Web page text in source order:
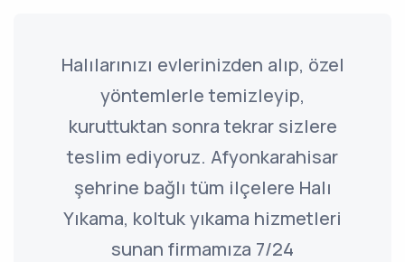
Halılarınızı evlerinizden alıp, özel
yöntemlerle temizleyip,
kuruttuktan sonra tekrar sizlere
teslim ediyoruz. Afyonkarahisar
şehrine bağlı tüm ilçelere Halı
Yıkama, koltuk yıkama hizmetleri
sunan firmamıza 7/24